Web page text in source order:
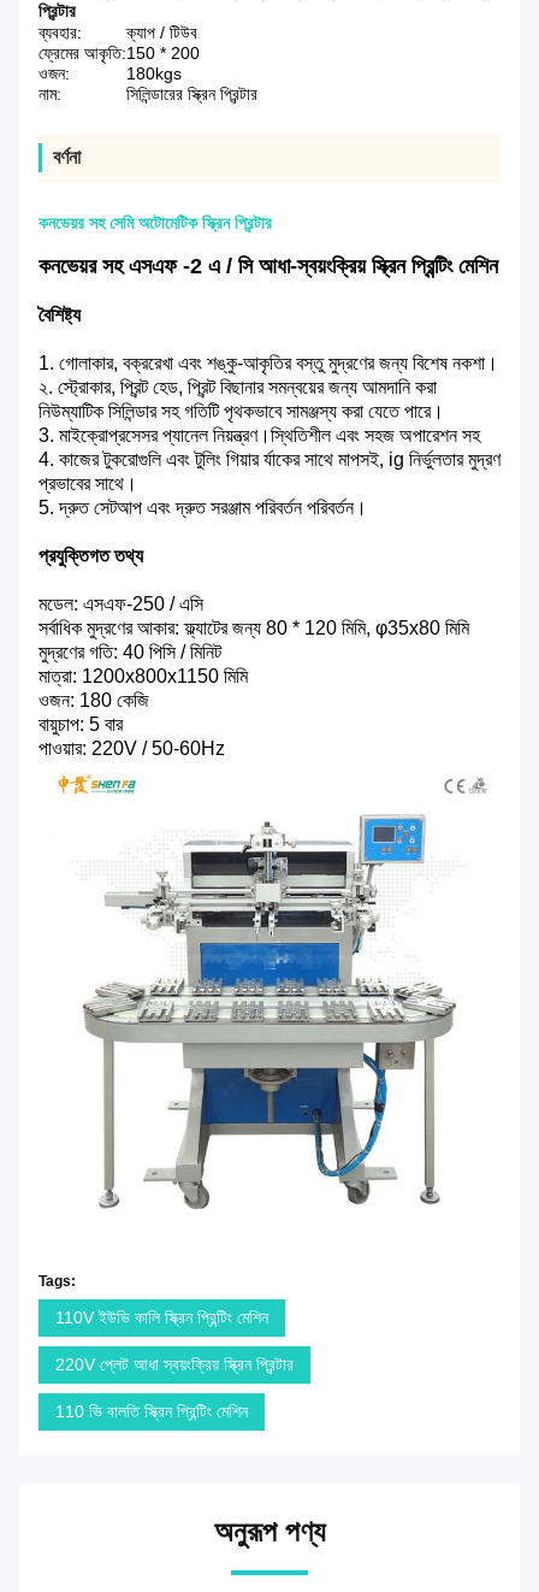
প্রিন্টার
ব্যবহার:
ক্যাপ / টিউব
ফ্রেমের আকৃতি:150 * 200
ওজন:
180kgs
নাম:
সিলিন্ডারের স্ক্রিন প্রিন্টার
বর্ণনা
কনভেয়র সহ সেমি অটোমেটিক স্ক্রিন প্রিন্টার
কনভেয়র সহ এসএফ -2 এ / সি আধা-স্বয়ংক্রিয় স্ক্রিন প্রিন্টিং মেশিন
বৈশিষ্ট্য
1. গোলাকার, বক্ররেখা এবং শঙ্কু-আকৃতির বস্তু মুদ্রণের জন্য বিশেষ নকশা।
২. স্ট্রোকার, প্রিন্ট হেড, প্রিন্ট বিছানার সমন্বয়ের জন্য আমদানি করা
নিউম্যাটিক সিলিন্ডার সহ গতিটি পৃথকভাবে সামঞ্জস্য করা যেতে পারে।
3. মাইক্রোপ্রসেসর প্যানেল নিয়ন্ত্রণ।স্থিতিশীল এবং সহজ অপারেশন সহ
4. কাজের টুকরোগুলি এবং টুলিং গিয়ার র্যাকের সাথে মাপসই, ig নির্ভুলতার মুদ্রণ
প্রভাবের সাথে।
5. দ্রুত সেটআপ এবং দ্রুত সরঞ্জাম পরিবর্তন পরিবর্তন।
প্রযুক্তিগত তথ্য
মডেল: এসএফ-250 / এসি
সর্বাধিক মুদ্রণের আকার: ফ্ল্যাটের জন্য 80 * 120 মিমি, φ35x80 মিমি
মুদ্রণের গতি: 40 পিসি / মিনিট
মাত্রা: 1200x800x1150 মিমি
ওজন: 180 কেজি
বায়ুচাপ: 5 বার
পাওয়ার: 220V / 50-60Hz
Tags:
110V ইউভি কালি স্ক্রিন প্রিন্টিং মেশিন
220V প্লেট আধা স্বয়ংক্রিয় স্ক্রিন প্রিন্টার
110 ভি বালতি স্ক্রিন প্রিন্টিং মেশিন
অনুরূপ পণ্য